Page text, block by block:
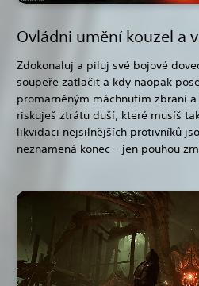
Ovládni umění kouzel a
Zdokonaluj a piluj své bojové
soupeře zatlačit a kdy naopak
promarněným máchnutím zbraní
riskuješ ztrátu duší, které musíš
likvidaci nejsilnějších protivníků
neznamená konec – jen pouhou